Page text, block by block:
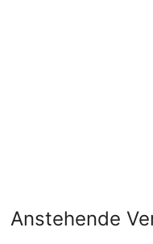
Anstehende